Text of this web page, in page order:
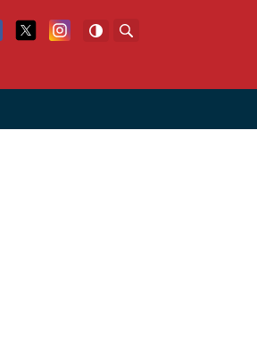
Facebook
Twitter Facebook